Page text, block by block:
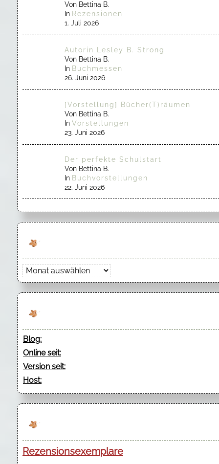
Von Bettina B.
In Rezensionen
1. Juli 2026
Autorin Lesley B. Strong
Von Bettina B.
In Buchmessen
26. Juni 2026
[Vorstellung] Bücher(T)räumen
Von Bettina B.
In Vorstellungen
23. Juni 2026
Der perfekte Schulstart
Von Bettina B.
In Buchvorstellungen
22. Juni 2026
Archiv
Blog:
Online seit:
Version seit:
Host:
Rezensionsexemplare